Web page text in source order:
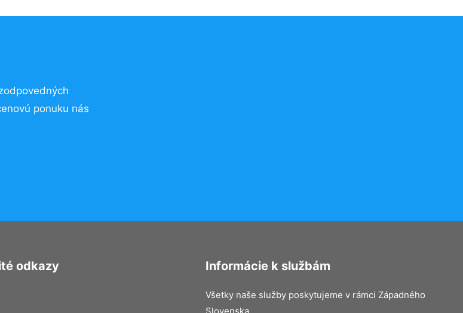
ponuku nás
odkazy Informácie k službám
Všetky naše služby poskytujeme v rámci Západného
Slovenska.